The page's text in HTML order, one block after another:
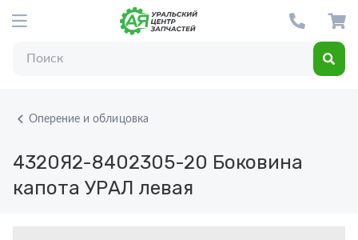
Оперение и облицовка
4320Я2-8402305-20 Боковина
капота УРАЛ левая